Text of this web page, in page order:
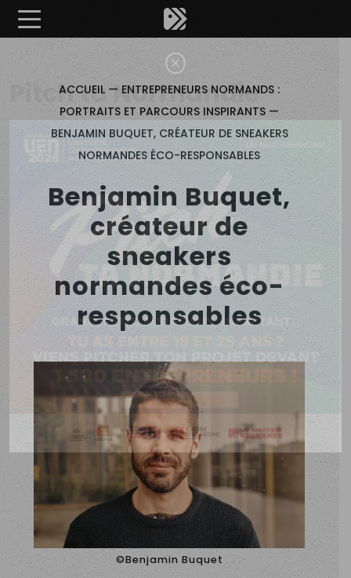
ACCUEIL— ENTREPRENEURS NORMANDS :
PORTRAITS ET PARCOURS INSPIRANTS —
BENJAMIN BUQUET, CRÉATEUR DE SNEAKERS
NORMANDES ÉCO-RESPONSABLES
Benjamin Buquet,
créateur de
sneakers
normandes éco-
responsables
©Benjamin Buquet
Pitch ta Normandie
×
Êtes-vous d'accord pour activer les cookies pour une